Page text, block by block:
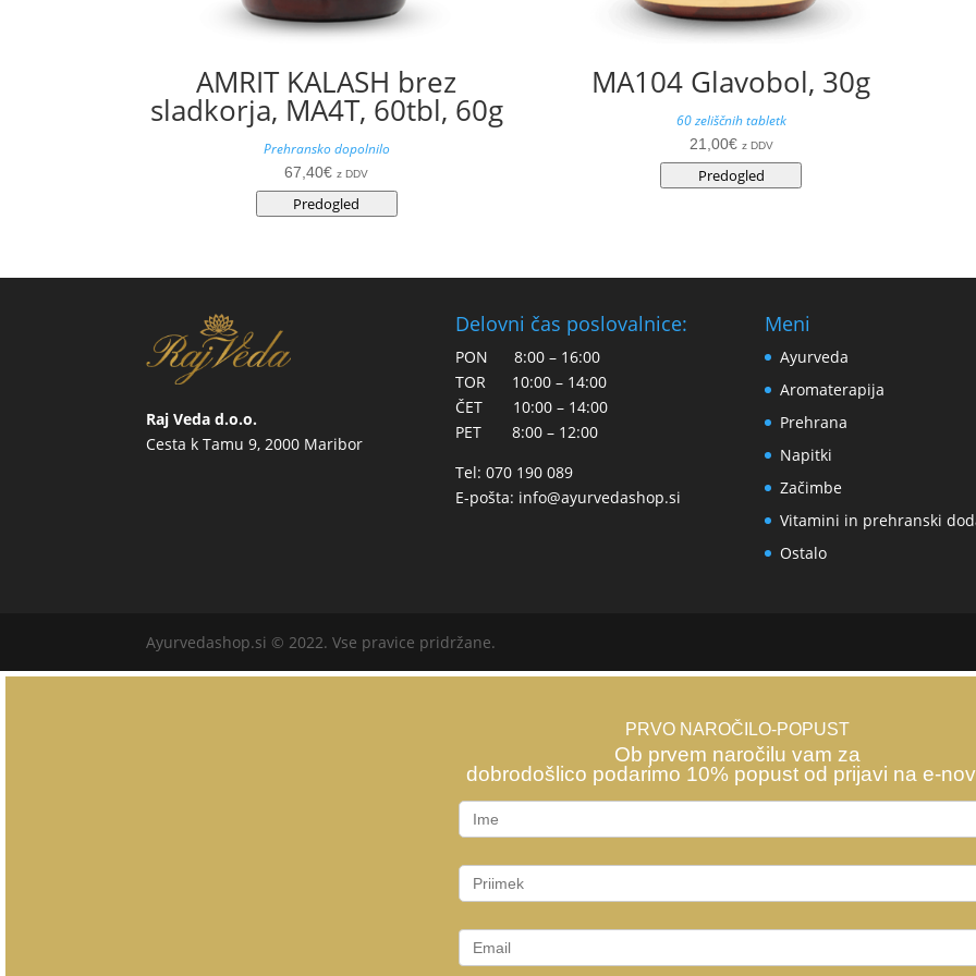
AMRIT KALASH brez
sladkorja, MA4T, 60tbl, 60g
Prehransko dopolnilo
67,40€ z DDV
Predogled
MA104 Glavobol, 30g
60 zeliščnih tabletk
21,00€ z DDV
Predogled
Raj Veda d.o.o.
Cesta k Tamu 9, 2000 Maribor
Delovni čas poslovalnice:
PON 8:00 – 16:00
TOR 10:00 – 14:00
ČET 10:00 – 14:00
PET 8:00 – 12:00
Tel: 070 190 089
E-pošta: info@ayurvedashop.si
Meni
Ayurveda
Aromaterapija
Prehrana
Napitki
Začimbe
Vitamini in prehranski
Ostalo
Ayurvedashop.si © 2022. Vse pravice pridržane.
PRVO NAROČILO-POPUST
Ob prvem naročilu vam za
dobrodošlico podarimo 10% popust od prijavi na e-